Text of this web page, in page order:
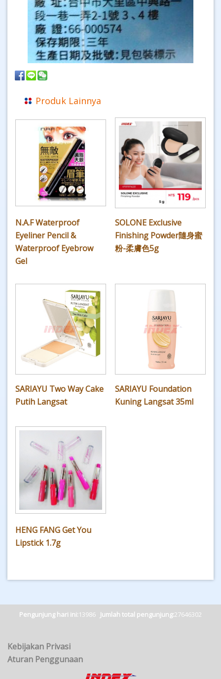
Produk Lainnya
N.A.F Waterproof
Eyeliner Pencil &
Waterproof Eyebrow
Gel
SOLONE Exclusive
Finishing Powder隨身蜜
粉-柔膚色5g
SARIAYU Two Way Cake
Putih Langsat
SARIAYU Foundation
Kuning Langsat 35ml
HENG FANG Get You
Lipstick 1.7g
Pengunjung hari ini:13986 Jumlah total pengunjung:27646302
Kebijakan Privasi
Aturan Penggunaan